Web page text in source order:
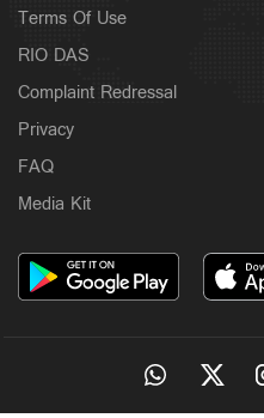
Terms Of Use
RIO DAS
Complaint Redressal
Privacy
FAQ
Media Kit